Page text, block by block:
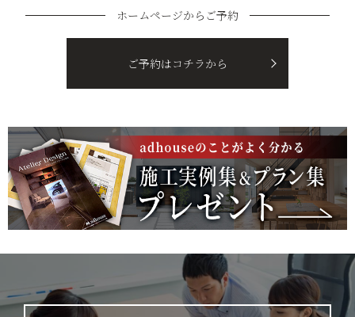
ホームページからご予約
ご予約はコチラから